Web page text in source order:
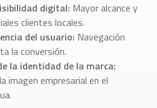
digital: Mayor alcance y
clientes locales.
del usuario: Navegación
la conversión.
la identidad de la marca:
imagen empresarial en el